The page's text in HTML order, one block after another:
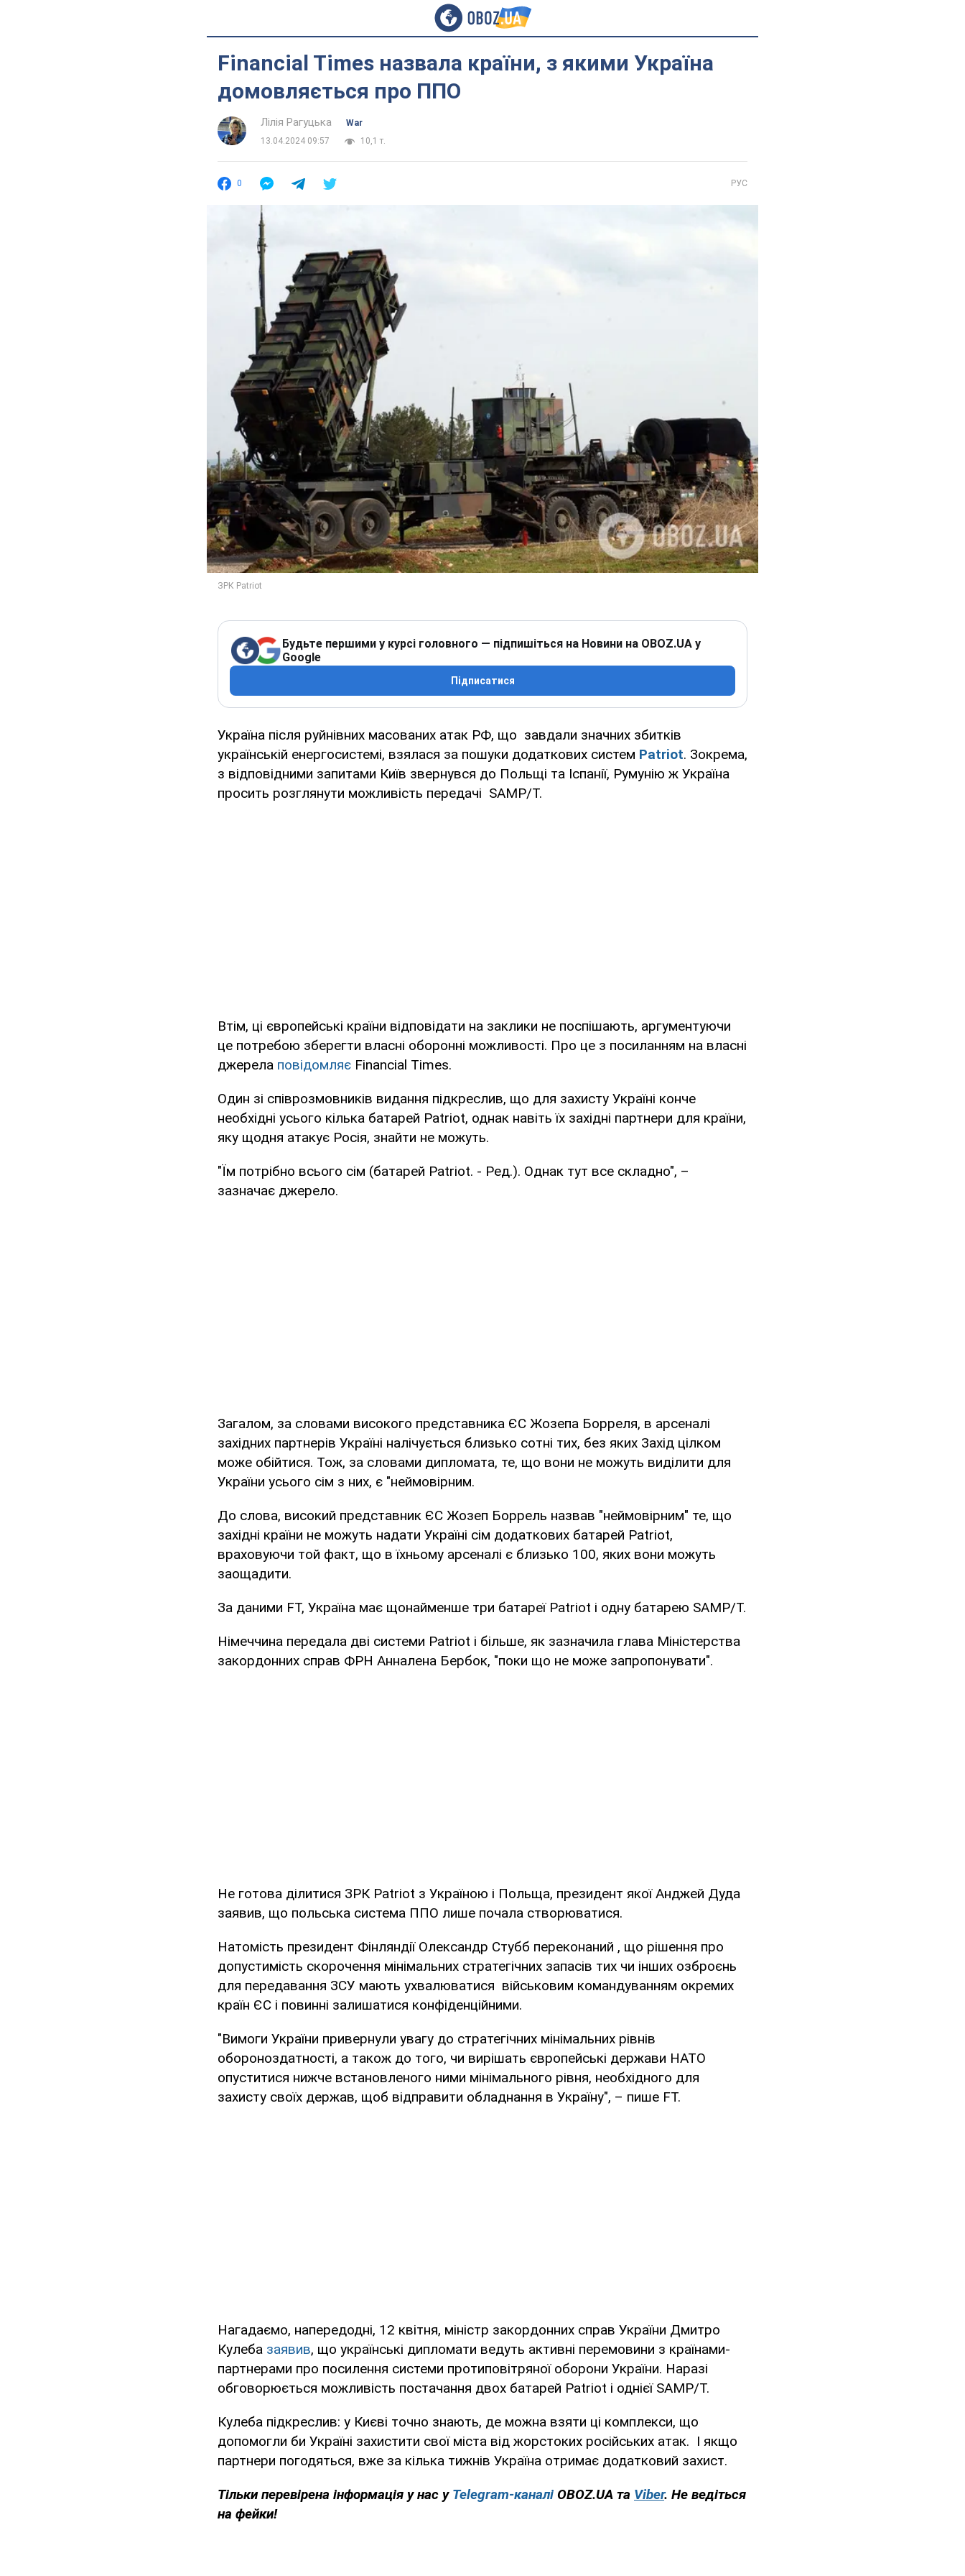
Financial Times назвала країни, з якими Україна
домовляється про ППО
Лілія Рагуцька
War
13.04.2024 09:57
10,1 т.
0 РУС
Будьте першими у курсі головного — підпишіться на Новини на OBOZ.UA у
Google
Підписатися
Україна після руйнівних масованих атак РФ, що завдали значних збитків
українській енергосистемі, взялася за пошуки додаткових систем Patriot. Зокрема,
з відповідними запитами Київ звернувся до Польщі та Іспанії, Румунію ж Україна
просить розглянути можливість передачі SAMP/T.
Втім, ці європейські країни відповідати на заклики не поспішають, аргументуючи
це потребою зберегти власні оборонні можливості. Про це з посиланням на власні
джерела повідомляє Financial Times.
Один зі співрозмовників видання підкреслив, що для захисту Україні конче
необхідні усього кілька батарей Patriot, однак навіть їх західні партнери для країни,
яку щодня атакує Росія, знайти не можуть.
"Їм потрібно всього сім (батарей Patriot. - Ред.). Однак тут все складно", –
зазначає джерело.
Загалом, за словами високого представника ЄС Жозепа Борреля, в арсеналі
західних партнерів Україні налічується близько сотні тих, без яких Захід цілком
може обійтися. Тож, за словами дипломата, те, що вони не можуть виділити для
України усього сім з них, є "неймовірним.
До слова, високий представник ЄС Жозеп Боррель назвав "неймовірним" те, що
західні країни не можуть надати Україні сім додаткових батарей Patriot,
враховуючи той факт, що в їхньому арсеналі є близько 100, яких вони можуть
заощадити.
За даними FT, Україна має щонайменше три батареї Patriot і одну батарею SAMP/T.
Німеччина передала дві системи Patriot і більше, як зазначила глава Міністерства
закордонних справ ФРН Анналена Бербок, "поки що не може запропонувати".
Не готова ділитися ЗРК Patriot з Україною і Польща, президент якої Анджей Дуда
заявив, що польська система ППО лише почала створюватися.
Натомість президент Фінляндії Олександр Стубб переконаний , що рішення про
допустимість скорочення мінімальних стратегічних запасів тих чи інших озброєнь
для передавання ЗСУ мають ухвалюватися військовим командуванням окремих
країн ЄС і повинні залишатися конфіденційними.
"Вимоги України привернули увагу до стратегічних мінімальних рівнів
обороноздатності, а також до того, чи вирішать європейські держави НАТО
опуститися нижче встановленого ними мінімального рівня, необхідного для
захисту своїх держав, щоб відправити обладнання в Україну", – пише FT.
Нагадаємо, напередодні, 12 квітня, міністр закордонних справ України Дмитро
Кулеба заявив, що українські дипломати ведуть активні перемовини з країнами-
партнерами про посилення системи протиповітряної оборони України. Наразі
обговорюється можливість постачання двох батарей Patriot і однієї SAMP/T.
Кулеба підкреслив: у Києві точно знають, де можна взяти ці комплекси, що
допомогли би Україні захистити свої міста від жорстоких російських атак. І якщо
партнери погодяться, вже за кілька тижнів Україна отримає додатковий захист.
Тільки перевірена інформація у нас у Telegram-каналі OBOZ.UA та Viber. Не ведіться
на фейки!